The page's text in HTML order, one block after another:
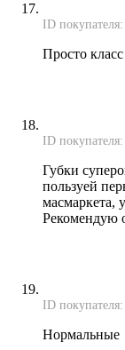
ID
Просто класс
ID
Губки
пользуей
масмаркета,
Рекомендую
ID
Нормальные